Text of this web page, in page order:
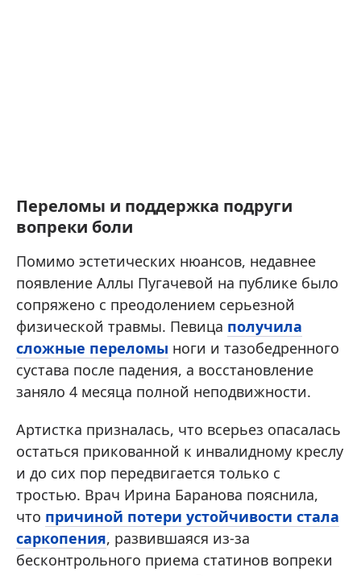
Переломы и поддержка подруги
вопреки боли
Помимо эстетических нюансов, недавнее
появление Аллы Пугачевой на публике было
сопряжено с преодолением серьезной
физической травмы. Певица получила
сложные переломы ноги и тазобедренного
сустава после падения, а восстановление
заняло 4 месяца полной неподвижности.
Артистка призналась, что всерьез опасалась
остаться прикованной к инвалидному креслу
и до сих пор передвигается только с
тростью. Врач Ирина Баранова пояснила,
что причиной потери устойчивости стала
саркопения, развившаяся из-за
бесконтрольного приема статинов вопреки